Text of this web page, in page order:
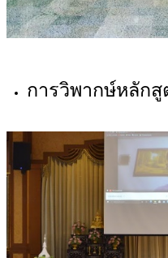
การวิพากษ์หลักสู